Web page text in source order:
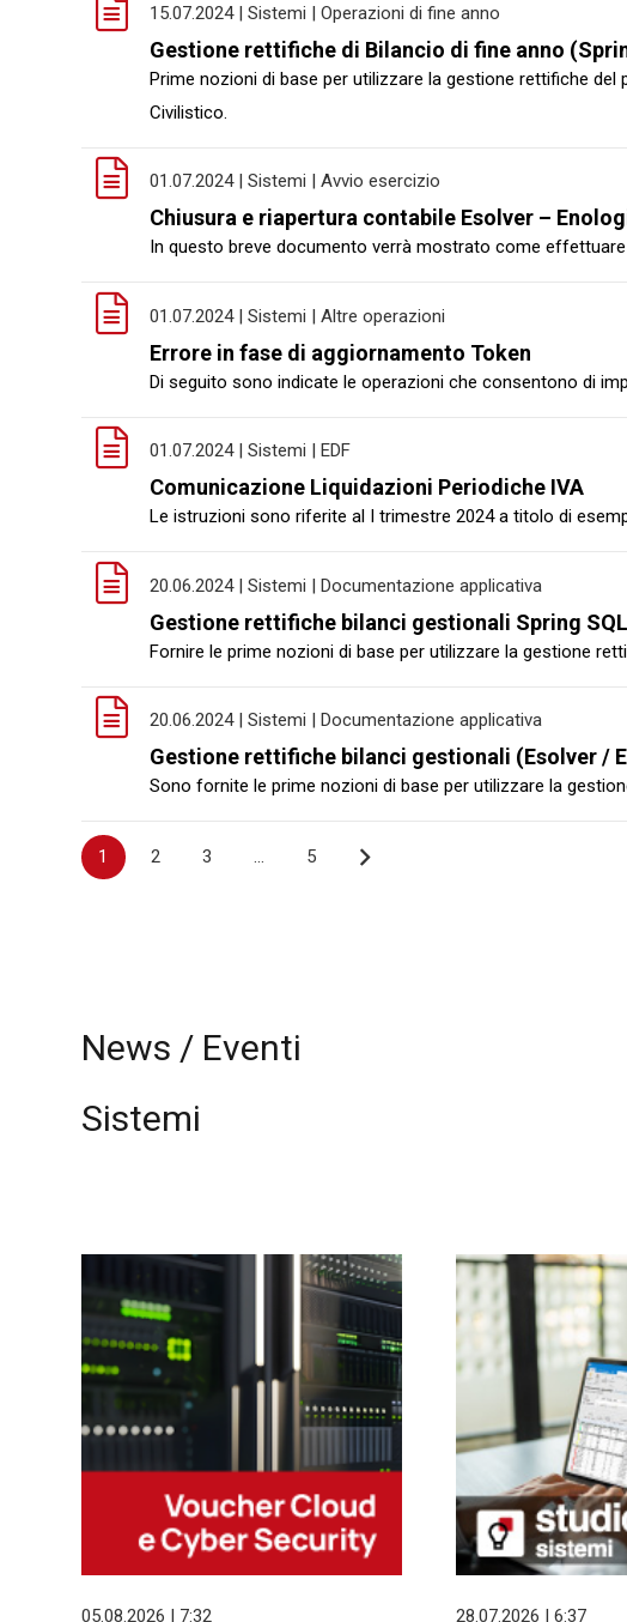
15.07.2024 | Sistemi | Operazioni di fine anno
Gestione rettifiche di Bilancio di fine anno
Prime nozioni di base per utilizzare la gestione rettifiche del
Civilistico.
01.07.2024 | Sistemi | Avvio esercizio
Chiusura e riapertura contabile Esolver –
In questo breve documento verrà mostrato come
01.07.2024 | Sistemi | Altre operazioni
Errore in fase di aggiornamento Token
Di seguito sono indicate le operazioni che consentono di
01.07.2024 | Sistemi | EDF
Comunicazione Liquidazioni Periodiche IVA
Le istruzioni sono riferite al I trimestre 2024 a titolo di
20.06.2024 | Sistemi | Documentazione applicativa
Gestione rettifiche bilanci gestionali Spring SQL
Fornire le prime nozioni di base per utilizzare la gestione
20.06.2024 | Sistemi | Documentazione applicativa
Gestione rettifiche bilanci gestionali (Esolver /
Sono fornite le prime nozioni di base per utilizzare la
Navigazione
articoli
1 2 3 5
News / Eventi
Sistemi
05.08.2026 | 7:32 28.07.2026 | 6:37